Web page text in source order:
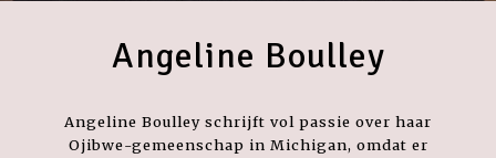
Angeline Boulley
Angeline Boulley schrijft vol passie over haar
Ojibwe-gemeenschap in Michigan, omdat er